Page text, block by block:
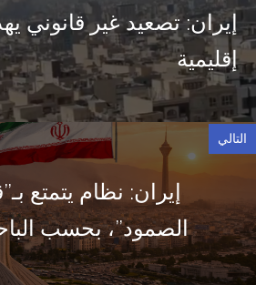
إيران: تصعيد غير قانوني
إقليمية
التالي
إيران: نظام يتمتع
الصمود”، بحسب